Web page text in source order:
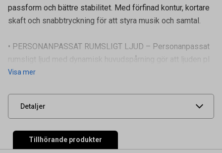
passform och bättre stabilitet. Med förfinad kontur, kortare
skaft och snabbtryckning för att styra musik och samtal.
• PERSONANPASSAT RUMSLIGT LJUD – Personanpassat
rumsligt ljud med dynamisk huvudspårning gör att ljuden pl
Visa mer
Detaljer
Artikelnummer 95040024
Leverantörens
UNSPSC 52161514
Tillhörande produkter